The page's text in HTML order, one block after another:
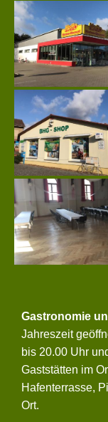
Gastronomie
Jahreszeit
bis 20.00 Uhr
Gaststätten im
Hafenterrasse,
Ort.